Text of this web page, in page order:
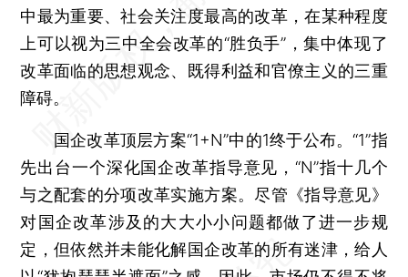
中最为重要、社会关注度最高的改革，在某种程度
上可以视为三中全会改革的“胜负手”，集中体现了
改革面临的思想观念、既得利益和官僚主义的三重
障碍。
国企改革顶层方案“1+N”中的1终于公布。“1”指
先出台一个深化国企改革指导意见，“N”指十几个
与之配套的分项改革实施方案。尽管《指导意见》
对国企改革涉及的大大小小问题都做了进一步规
定，但依然并未能化解国企改革的所有迷津，给人